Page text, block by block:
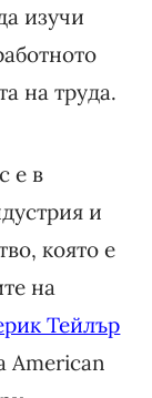
изучи
на труда.
е в
и
която е
на
Тейлър
American